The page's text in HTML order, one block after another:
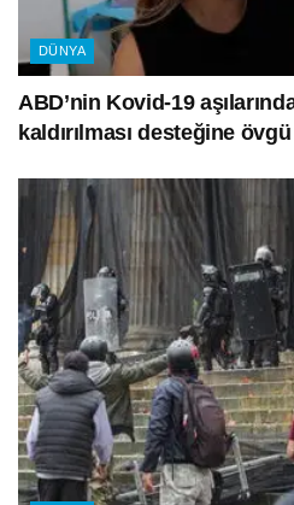
DÜNYA
ABD’nin Kovid-19
kaldırılması desteğine övgü